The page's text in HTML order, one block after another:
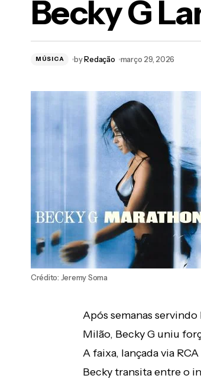
Slayyyter Lança Novo Álbum
In America' e Confirma Shows no
Becky G
MÚSICA byRedação março 29, 2026
Crédito: Jeremy Soma
Após semanas
Milão, Becky G uniu
A faixa, lançada via
Becky transita entre o